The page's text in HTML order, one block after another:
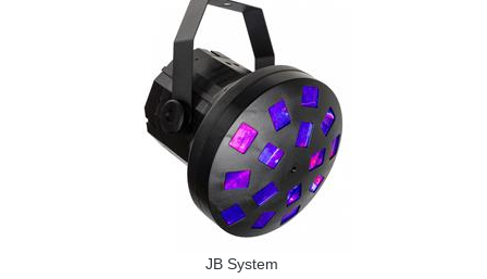
JB System